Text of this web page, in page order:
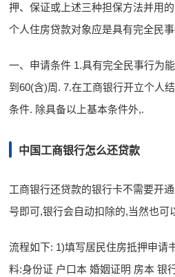
押、保证或上述三种担保方法并用
个人住房贷款对象应是具有完全民
一、申请条件 1.具有完全民事行为
到60(含)周. 7.在工商银行开立个人
条件. 除具备以上基本条件外,.
中国工商银行怎么还贷款
工商银行还贷款的银行卡不需要开
号即可,银行会自动扣除的,当然也可
流程如下: 1)填写居民住房抵押申请
料:身份证 户口本 婚姻证明 房本 银